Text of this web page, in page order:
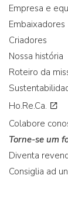
Empresa e
Embaixadores
Criadores
Nossa história
Roteiro da
Ho.Re.Ca.
Colabore
Torne-se um
Diventa
Consiglia ad